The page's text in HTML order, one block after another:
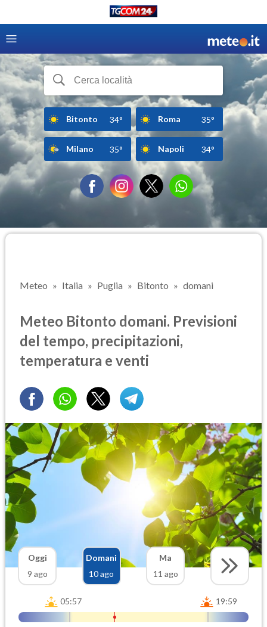
Bitonto 34° Roma 35°
Milano 35° Napoli 34°
Meteo Italia Puglia Bitonto domani
Meteo Bitonto domani. Previsioni
del tempo, precipitazioni,
temperatura e venti
Oggi
9 ago
Domani
10 ago
Ma
11 ago
05:57 19:59